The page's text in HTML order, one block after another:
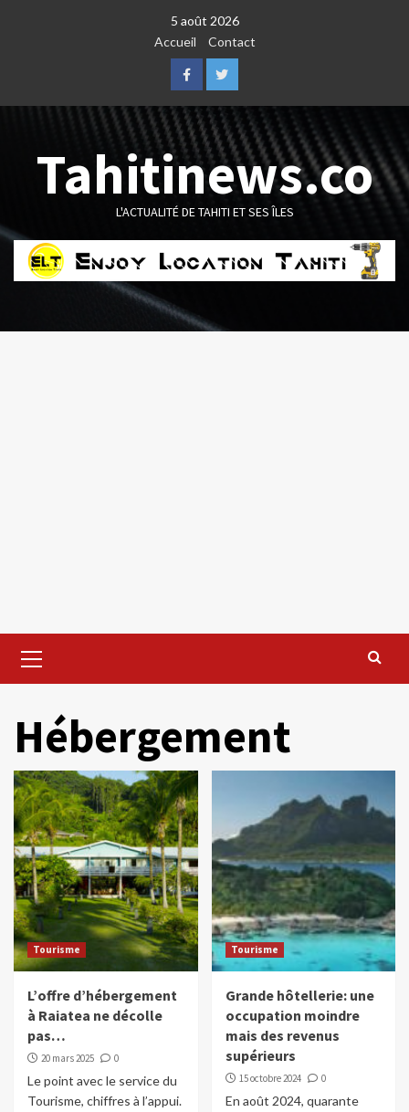
5 août 2026
Accueil
Contact
FacebookTwitter
Tahitinews.co
L'ACTUALITÉ DE TAHITI ET SES ÎLES
Menu
Hébergement
Tourisme
L’offre d’hébergement
à Raiatea ne décolle
pas…
20 mars 2025 0
Le point avec le service du
Tourisme, chiffres à l’appui.
Tourisme
Grande hôtellerie: une
occupation moindre
mais des revenus
supérieurs
15 octobre 2024 0
En août 2024, quarante